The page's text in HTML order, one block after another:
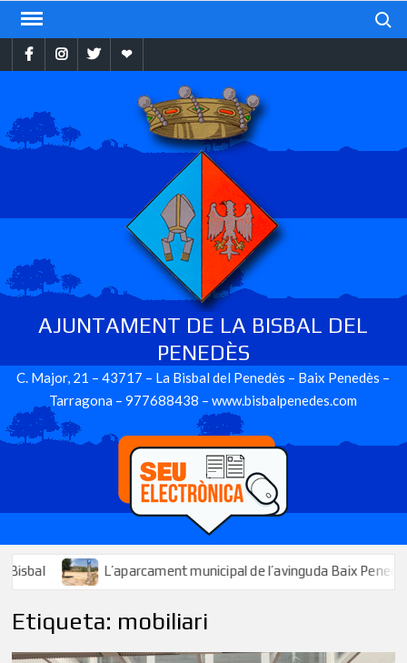
Skip
contentFacebookInstragram
TwitterEbando
AJUNTAMENT DE LA BISBAL DEL
PENEDÈS
C. Major, 21 – 43717 – La Bisbal del Penedès – Baix Penedès –
Tarragona – 977688438 – www.bisbalpenedes.com
L’aparcament municipal de l’avinguda Baix Penedès ja està
Etiqueta: mobiliari